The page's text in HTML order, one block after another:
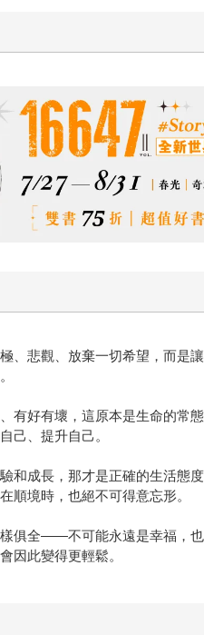
我吃一點〉第二波
、悲觀、放棄一切希望，而是
有好有壞，這原本是生命的常
己、提升自己。
和成長，那才是正確的生活態
順境時，也絕不可得意忘形。
俱全——不可能永遠是幸福，
因此變得更輕鬆。